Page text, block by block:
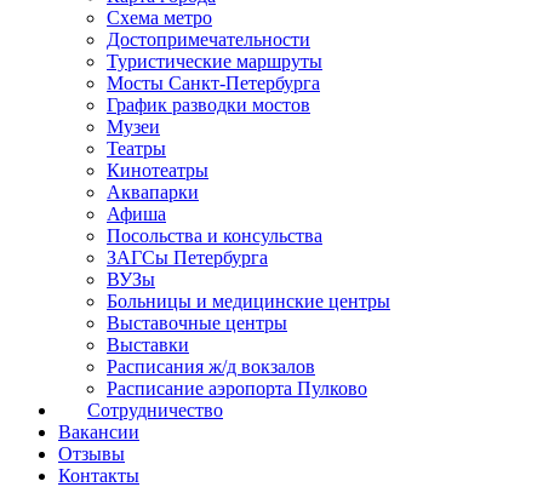
Схема метро
Достопримечательности
Туристические маршруты
Мосты Санкт-Петербурга
График разводки мостов
Музеи
Театры
Кинотеатры
Аквапарки
Афиша
Посольства и консульства
ЗАГСы Петербурга
ВУЗы
Больницы и медицинские центры
Выставочные центры
Выставки
Расписания ж/д вокзалов
Расписание аэропорта Пулково
Сотрудничество
Вакансии
Отзывы
Контакты